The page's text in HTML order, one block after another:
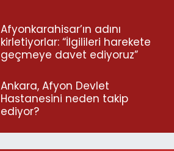
Afyonkarahisar’ın adını
kirletiyorlar: “İlgilileri harekete
geçmeye davet ediyoruz”
Ankara, Afyon Devlet
Hastanesini neden takip
ediyor?